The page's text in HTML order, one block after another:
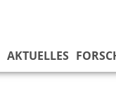
AKTUELLES